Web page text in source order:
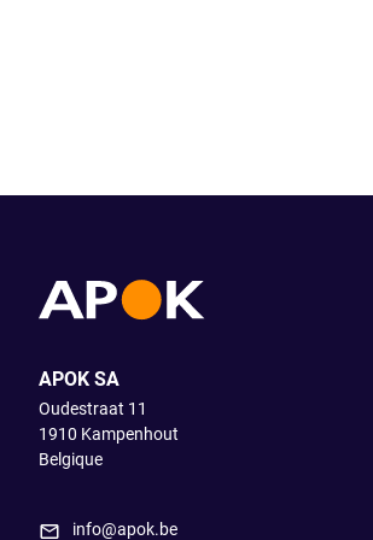
APOK SA
Oudestraat 11
1910 Kampenhout
Belgique
info@apok.be